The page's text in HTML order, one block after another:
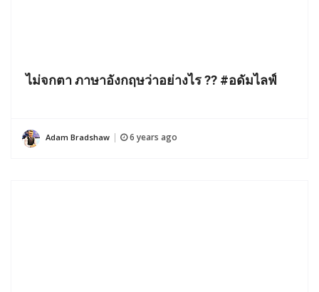
ไม่จกตา ภาษาอังกฤษว่าอย่างไร ?? #อดัมไลฟ์
Adam Bradshaw 6 years ago